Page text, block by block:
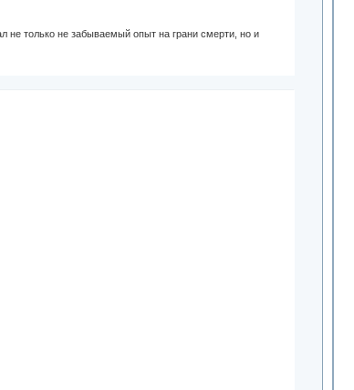
не только не забываемый опыт на грани смерти, но и